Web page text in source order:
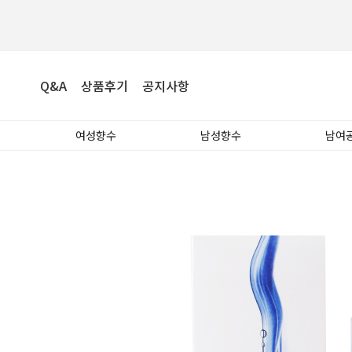
Q&A 상품후기 공지사항
여성향수 남성향수 남여